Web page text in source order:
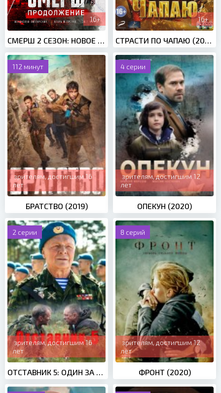
16+ 16+
112 минут
зрителям, достигшим 16
лет
БРАТСТВО (2019)
4 серии
зрителям, достигшим 12
лет
ОПЕКУН (2020)
2 серии
зрителям, достигшим 16
лет
8 серий
зрителям, достигшим 12
лет
ФРОНТ (2020)